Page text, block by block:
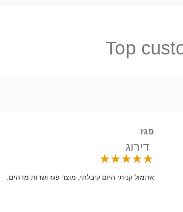
Top
פגז
דירוג
אתמול קניתי היום קיבלתי, מוצר פגז ושרות מדהים.